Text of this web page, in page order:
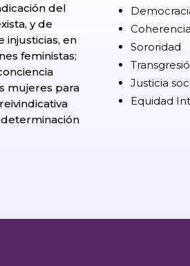
del
y de
injusticias, en
feministas;
mujeres para
Coherencia
Sororidad
Justicia
Equidad